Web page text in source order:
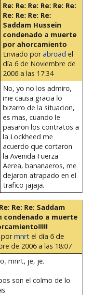
Re: Re: Re: Re: Re: Re:
Re: Re: Re: Re:
Saddam Hussein
condenado a muerte
por ahorcamiento
Enviado porabroad el
día 6 de Noviembre de
2006 a las 17:34
No, yo no los admiro,
me causa gracia lo
bizarro de la situacion,
es mas, cuando le
pasaron los contratos a
la Lockheed me
acuerdo que cortaron
la Avenida Fuerza
Aerea, bananaeros, me
dejaron atrapado en el
trafico jajaja.
Re: Re: Saddam
condenado a muerte
pormnrtel día 6 de
de 2006 a las 18:07
mnrt, je, je.
son el colmo de lo